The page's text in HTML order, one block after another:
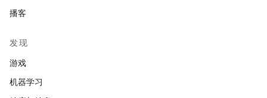
播客
发现
游戏
机器学习